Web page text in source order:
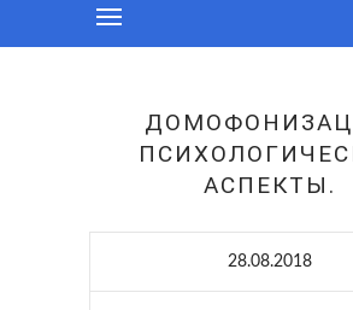
АСПЕКТЫ.
28.08.2018